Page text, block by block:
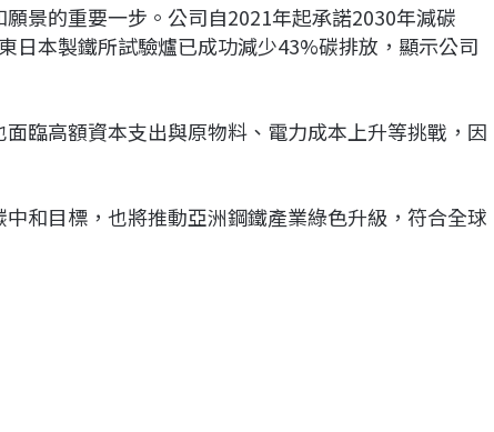
景的重要一步。公司自2021年起承諾2030年減碳
日本製鐵所試驗爐已成功減少43%碳排放，顯示公司
臨高額資本支出與原物料、電力成本上升等挑戰，因
和目標，也將推動亞洲鋼鐵產業綠色升級，符合全球